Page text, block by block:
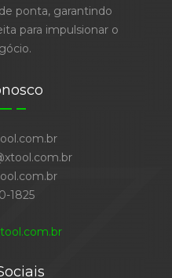
ponta, garantindo
para impulsionar o
1825